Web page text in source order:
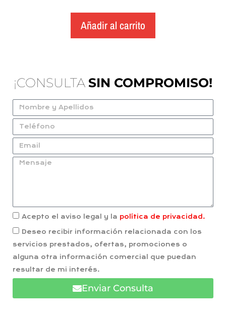
Añadir al carrito
¡CONSULTA SIN COMPROMISO!
Acepto el aviso legal y la política de privacidad.
Deseo recibir información relacionada con los
servicios prestados, ofertas, promociones o
alguna otra información comercial que puedan
resultar de mi interés.
Enviar Consulta